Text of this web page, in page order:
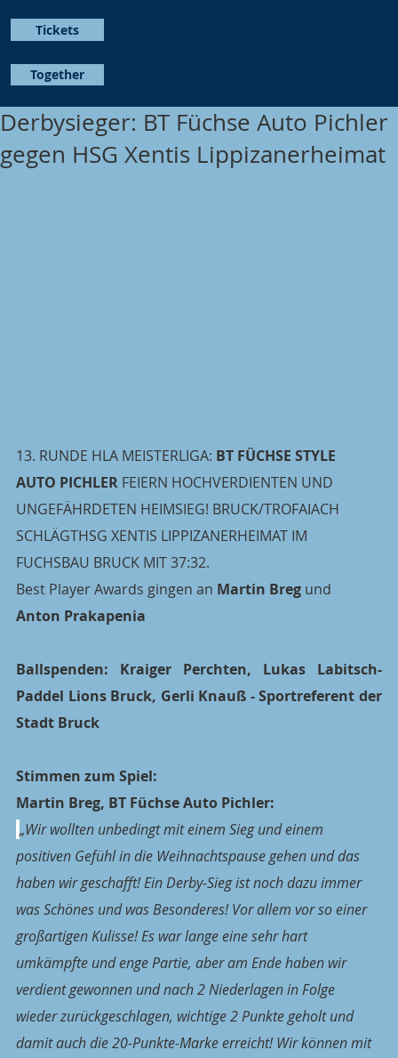
Together
Tickets
Derbysieger: BT Füchse Auto Pichler
gegen HSG Xentis Lippizanerheimat
13. RUNDE HLA MEISTERLIGA: BT FÜCHSE STYLE
AUTO PICHLER FEIERN HOCHVERDIENTEN UND
UNGEFÄHRDETEN HEIMSIEG! BRUCK/TROFAIACH
SCHLÄGTHSG XENTIS LIPPIZANERHEIMAT IM
FUCHSBAU BRUCK MIT 37:32.
Best Player Awards gingen an Martin Breg und
Anton Prakapenia
Ballspenden: Kraiger Perchten, Lukas Labitsch-
Paddel Lions Bruck, Gerli Knauß - Sportreferent der
Stadt Bruck
Stimmen zum Spiel:
Martin Breg, BT Füchse Auto Pichler:
„Wir wollten unbedingt mit einem Sieg und einem
positiven Gefühl in die Weihnachtspause gehen und das
haben wir geschafft! Ein Derby-Sieg ist noch dazu immer
was Schönes und was Besonderes! Vor allem vor so einer
großartigen Kulisse! Es war lange eine sehr hart
umkämpfte und enge Partie, aber am Ende haben wir
verdient gewonnen und nach 2 Niederlagen in Folge
wieder zurückgeschlagen, wichtige 2 Punkte geholt und
damit auch die 20-Punkte-Marke erreicht! Wir können mit